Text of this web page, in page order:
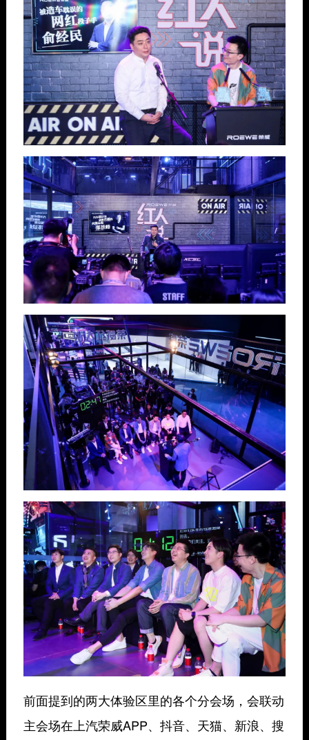
前面提到的两大体验区里的各个分会场，会联动
主会场在 上汽荣威APP、抖音、天猫、新浪、搜